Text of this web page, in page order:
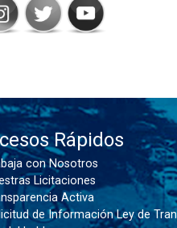
Rápidos
con Nosotros
Licitaciones
Activa
de Información Ley de